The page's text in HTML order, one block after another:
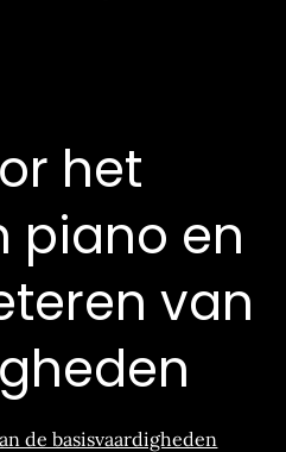
het
piano en
van
de basisvaardigheden